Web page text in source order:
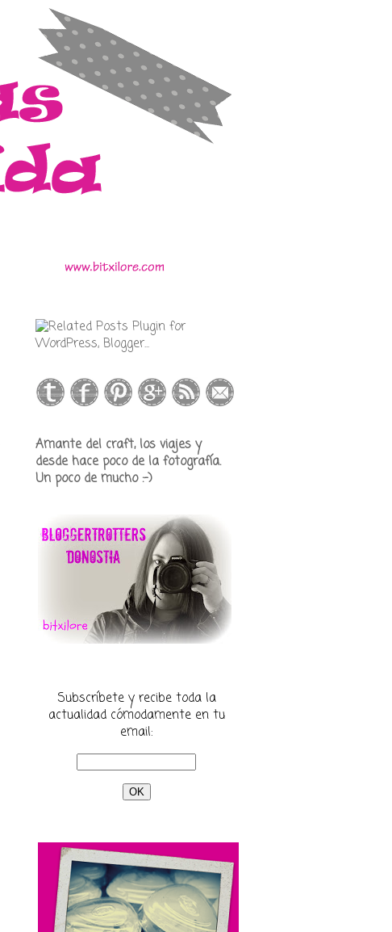
Amante del craft, los viajes y
desde hace poco de la fotografía.
Un poco de mucho :-)
Subscríbete y recibe toda la
actualidad cómodamente en tu
email: